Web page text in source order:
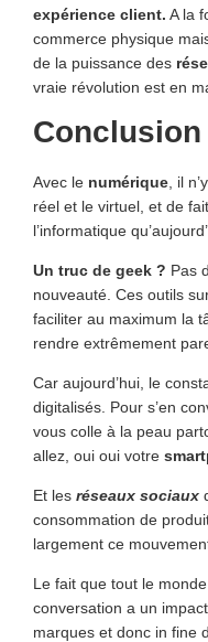
expérience client. A la
commerce physique
de la puissance des
vraie révolution est en
Conclusion
Avec le numérique , il
réel et le virtuel, et de
l’informatique
Un truc de geek ? Pas
nouveauté. Ces outils
faciliter au maximum la
rendre extrêmement
Car aujourd’hui, le
digitalisés. Pour s’en
vous colle à la peau
allez, oui oui votre
Et les réseaux sociaux
consommation de
largement ce
Le fait que tout le
conversation a un
marques et donc in fine